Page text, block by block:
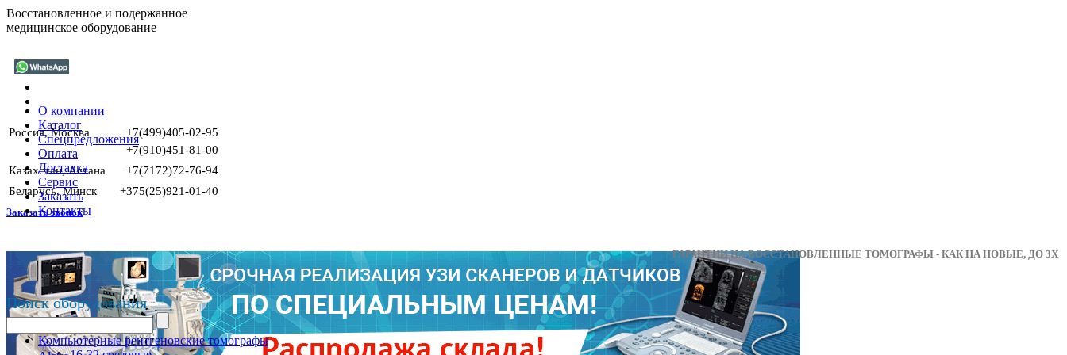
Восстановленное и подержанное
медицинское оборудование
Россия, Москва
+7(499)405-02-95
+7(910)451-81-00
Казахстан, Астана
+7(7172)72-76-94
Беларусь, Минск
+375(25)921-01-40
Заказать звонок
ГАРАНТИИ НА ВОССТАНОВЛЕННЫЕ ТОМОГРАФЫ - КАК НА
О компании
Каталог
Спецпредложения
Оплата
Доставка
Сервис
Заказать
Контакты
Поиск оборудования
Компьютерные рентгеновские томографы